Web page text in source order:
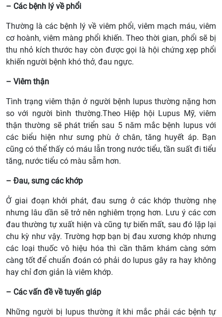
– Các bệnh lý về phổi
Thường là các bệnh lý về viêm phổi, viêm mạch máu, viêm
cơ hoành, viêm màng phổi khiến. Theo thời gian, phổi sẽ bị
thu nhỏ kích thước hay còn được gọi là hội chứng xẹp phổi
khiến người bệnh khó thở, đau ngực.
– Viêm thận
Tình trạng viêm thận ở người bệnh lupus thường nặng hơn
so với người bình thường.Theo Hiệp hội Lupus Mỹ, viêm
thận thường sẽ phát triển sau 5 năm mắc bệnh lupus với
các biểu hiện như sưng phù ở chân, tăng huyết áp. Bạn
cũng có thể thấy có máu lẫn trong nước tiểu, tần suất đi tiểu
tăng, nước tiểu có màu sẫm hơn.
– Đau, sưng các khớp
Ở giai đoạn khởi phát, đau sưng ở các khớp thường nhẹ
nhưng lâu dần sẽ trở nên nghiêm trọng hơn. Lưu ý các cơn
đau thường tự xuất hiện và cũng tự biến mất, sau đó lặp lại
chu kỳ như vậy. Trường hợp bạn bị đau xương khớp nhưng
các loại thuốc vô hiệu hóa thì cần thăm khám càng sớm
càng tốt để chuẩn đoán có phải do lupus gây ra hay không
hay chỉ đơn giản là viêm khớp.
– Các vấn đề về tuyến giáp
Những người bị lupus thường ít khi mắc phải các bệnh tự